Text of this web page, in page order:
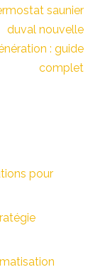
saunier
duval nouvelle
: guide
complet
pour